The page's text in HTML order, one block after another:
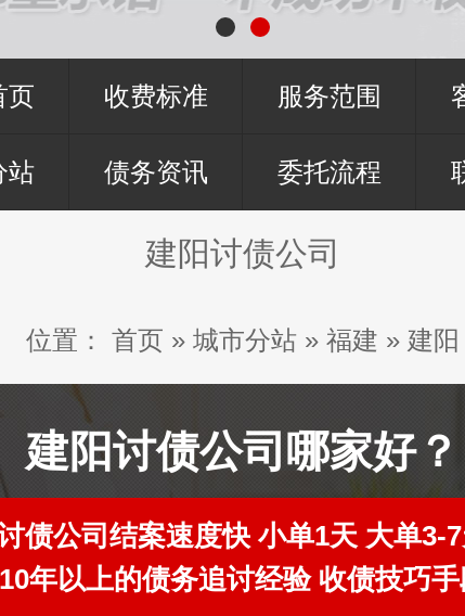
页 收费标准 服务范围
站 债务资讯 委托流程
建阳讨债公司
位置： 首页 » 城市分站 » 福建 » 建阳
建阳讨债公司哪家好？
债公司结案速度快 小单1天 大单3-
年以上的债务追讨经验 收债技巧